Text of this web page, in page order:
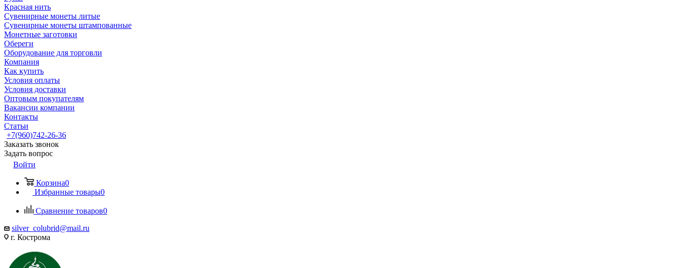
Красная нить
Сувенирные монеты литые
Сувенирные монеты штампованные
Монетные заготовки
Обереги
Оборудование для торговли
Компания
Как купить
Условия оплаты
Условия доставки
Оптовым покупателям
Вакансии компании
Контакты
Статьи
+7(960)742-26-36
Заказать звонок
Задать вопрос
Войти
Корзина0
Избранные товары0
Сравнение товаров0
silver_colubrid@mail.ru
г. Кострома